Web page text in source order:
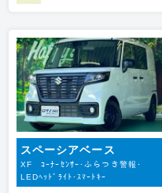
スペーシアベース
XF ｺｰﾅｰｾﾝｻｰ･ふらつき警報･
LEDﾍｯﾄﾞﾗｲﾄ･ｽﾏｰﾄｷｰ